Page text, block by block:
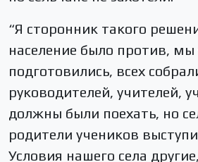
“Я сторонник такого
население было против, мы
подготовились, всех
руководителей, учителей,
должны были поехать, но
родители учеников
Условия нашего села